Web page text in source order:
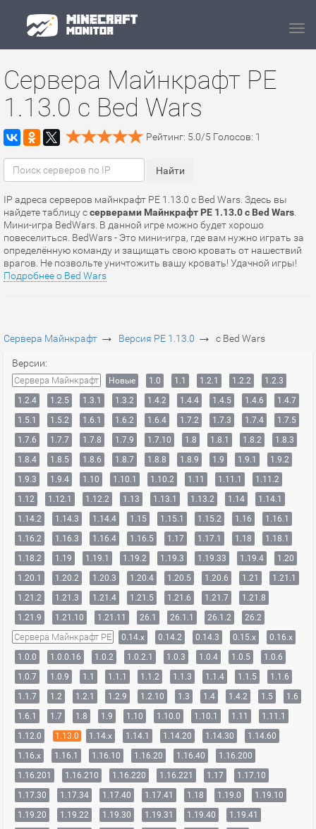
Сервера Майнкрафт PE
1.13.0 с Bed Wars
Рейтинг: 5.0/5 Голосов: 1
IP адреса серверов майнкрафт PE 1.13.0 с Bed Wars. Здесь вы
найдете таблицу ссерверами Майнкрафт PE 1.13.0 с Bed Wars
Мини-игра BedWars. В данной игре можно будет хорошо
повеселиться. BedWars - Это мини-игра, где вам нужно играть за
определённую команду и защищать свою кровать от нашествий
врагов. Не позвольте уничтожить вашу кровать! Удачной игры!
Подробнее о Bed Wars
Сервера Майнкрафт → Версия PE 1.13.0 → с Bed Wars
Версии:
Сервера Майнкрафт Новые 1.0 1.1 1.2.1 1.2.2
1.2.3
1.2.4
1.2.5 1.3.1 1.3.2 1.4.2 1.4.4 1.4.5 1.4.6
1.4.7
1.5.1
1.5.2 1.6.1 1.6.2 1.6.4 1.7.2 1.7.3 1.7.4
1.7.5
1.7.6
1.7.7 1.7.8 1.7.9 1.7.10 1.8 1.8.1 1.8.2
1.8.3
1.8.4
1.8.5 1.8.6 1.8.7 1.8.8 1.8.9 1.9 1.9.1
1.9.2
1.9.3
1.9.4 1.10 1.10.1 1.10.2 1.11 1.11.1
1.11.2
1.12
1.12.1 1.12.2 1.13 1.13.1 1.13.2 1.14
1.14.1
1.14.2
1.14.3 1.14.4 1.15 1.15.1 1.15.2 1.16
1.16.1
1.16.2
1.16.3 1.16.4 1.16.5 1.17 1.17.1 1.18
1.18.1
1.18.2
1.19 1.19.1 1.19.2 1.19.3 1.19.33 1.19.4
1.20
1.20.1
1.20.2 1.20.3 1.20.4 1.20.5 1.20.6 1.21
1.21.1
1.21.2
1.21.3 1.21.4 1.21.5 1.21.6 1.21.7
1.21.8
1.21.9
1.21.10 1.21.11 26.1 26.1.1 26.1.2 26.2
Сервера Майнкрафт PE 0.14.x 0.14.2 0.14.3 0.15.x
0.16.x
1.0.0
1.0.0.16 1.0.2 1.0.2.1 1.0.3 1.0.4 1.0.5
1.0.6
1.0.7
1.0.9 1.1 1.1.1 1.1.2 1.1.3 1.1.4 1.1.5
1.1.6
1.1.7
1.2 1.2.1 1.2.9 1.2.10 1.3 1.4 1.4.2 1.5
1.6
1.6.1
1.7 1.8 1.9 1.10 1.10.0 1.10.1 1.11
1.11.1
1.12.0
1.13.0 1.14.x 1.14.1 1.14.20 1.14.30
1.14.60
1.16.x
1.16.1 1.16.10 1.16.20 1.16.40
1.16.200
1.16.201
1.16.210 1.16.220 1.16.221 1.17
1.17.10
1.17.30
1.17.34 1.17.40 1.17.41 1.18 1.19.0
1.19.10
1.19.20
1.19.22 1.19.30 1.19.31 1.19.40
1.19.41